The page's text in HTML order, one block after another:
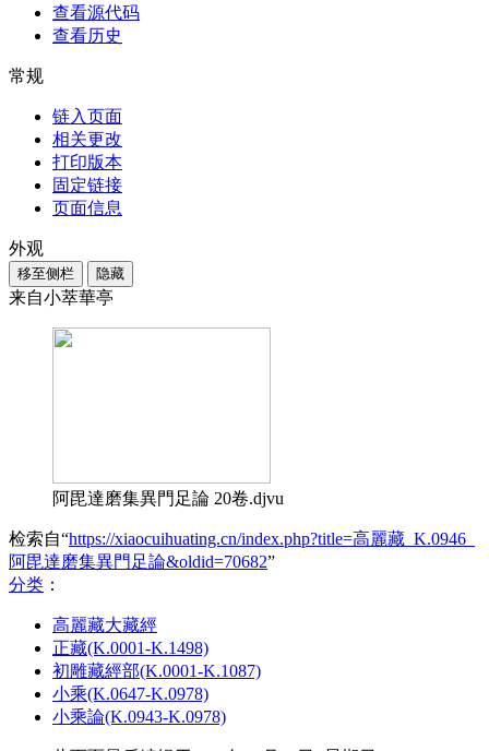
查看源代码
查看历史
常规
链入页面
相关更改
打印版本
固定链接
页面信息
外观
移至侧栏 隐藏
来自小萃華亭
阿毘達磨集異門足論 20卷.djvu
检索自“https://xiaocuihuating.cn/index.php?title=高麗藏_K.0946_
阿毘達磨集異門足論&oldid=70682”
分类 ：​
高麗藏大藏經
正藏(K.0001-K.1498)
初雕藏經部(K.0001-K.1087)
小乘(K.0647-K.0978)
小乘論(K.0943-K.0978)